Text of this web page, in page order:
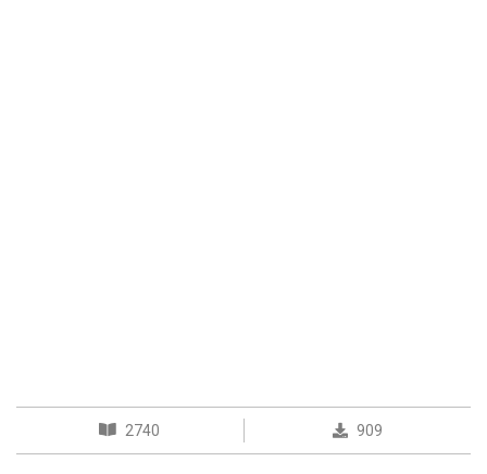
2740 909